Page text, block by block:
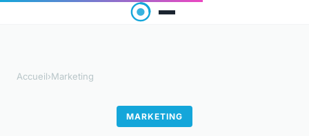
Accueil›Marketing
MARKETING